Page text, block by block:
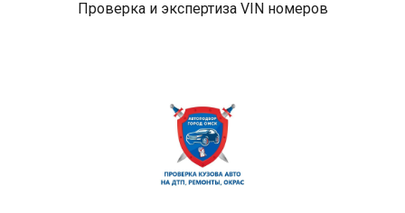
Проверка и экспертиза VIN номеров